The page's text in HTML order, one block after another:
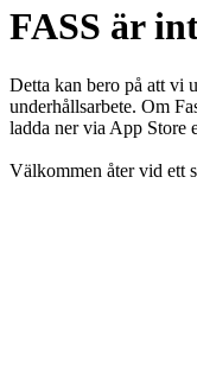
FASS är
Detta kan bero på att vi
underhållsarbete. Om
ladda ner via App Store
Välkommen åter vid ett